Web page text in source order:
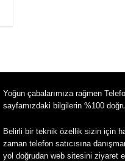
Yoğun çabalarımıza rağmen
sayfamızdaki bilgilerin %100
Belirli bir teknik özellik sizin için
zaman telefon satıcısına
yol doğrudan web sitesini ziyaret